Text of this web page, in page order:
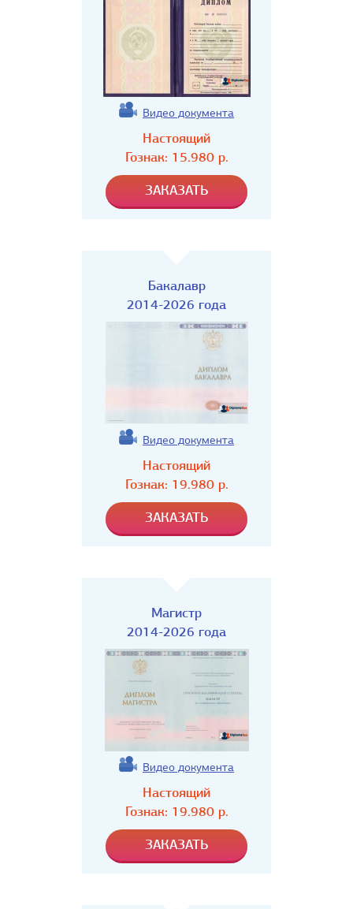
Видео документа
Настоящий
Гознак: 15.980р.
Бакалавр
2014-2026 года
Видео документа
Настоящий
Гознак: 19.980р.
Магистр
2014-2026 года
Видео документа
Настоящий
Гознак: 19.980р.